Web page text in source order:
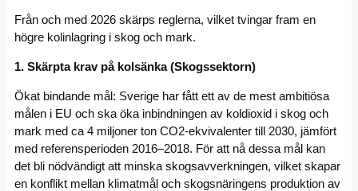
Från och med 2026 skärps reglerna, vilket tvingar fram en
högre kolinlagring i skog och mark.
1. Skärpta krav på kolsänka (Skogssektorn)
Ökat bindande mål: Sverige har fått ett av de mest ambitiösa
målen i EU och ska öka inbindningen av koldioxid i skog och
mark med ca 4 miljoner ton CO2-ekvivalenter till 2030, jämfört
med referensperioden 2016–2018. För att nå dessa mål kan
det bli nödvändigt att minska skogsavverkningen, vilket skapar
en konflikt mellan klimatmål och skogsnäringens produktion av